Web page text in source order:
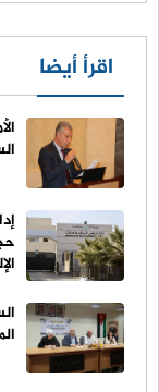
اقرأ أيضا